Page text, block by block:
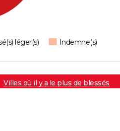
léger(s) Indemne(s)
Villes où il y a le plus de blessés